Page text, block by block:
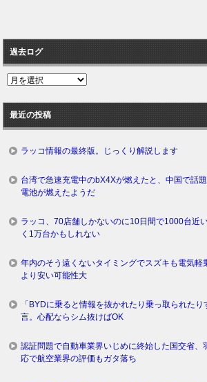
過去ログ
過
ロ
グ
最近の投稿
ラッコ情報の最終版。じっくり解説します
台湾で急速充電中のbX4Xが燃えたと、中国で話
電池が燃えたようだ
ラッコ、70店舗しかないのに10日間で1000台近
く1万台かもしれない
年内のそう遠くないタイミングでスズキも電気軽
より安い可能性大
「BYDに乗ると情報を抜かれたり乗っ取られた
言。心配ならシム抜けばOK
認証問題で自動車業界いじめに終始した国交省、
応で航空業界の評価もガタ落ち